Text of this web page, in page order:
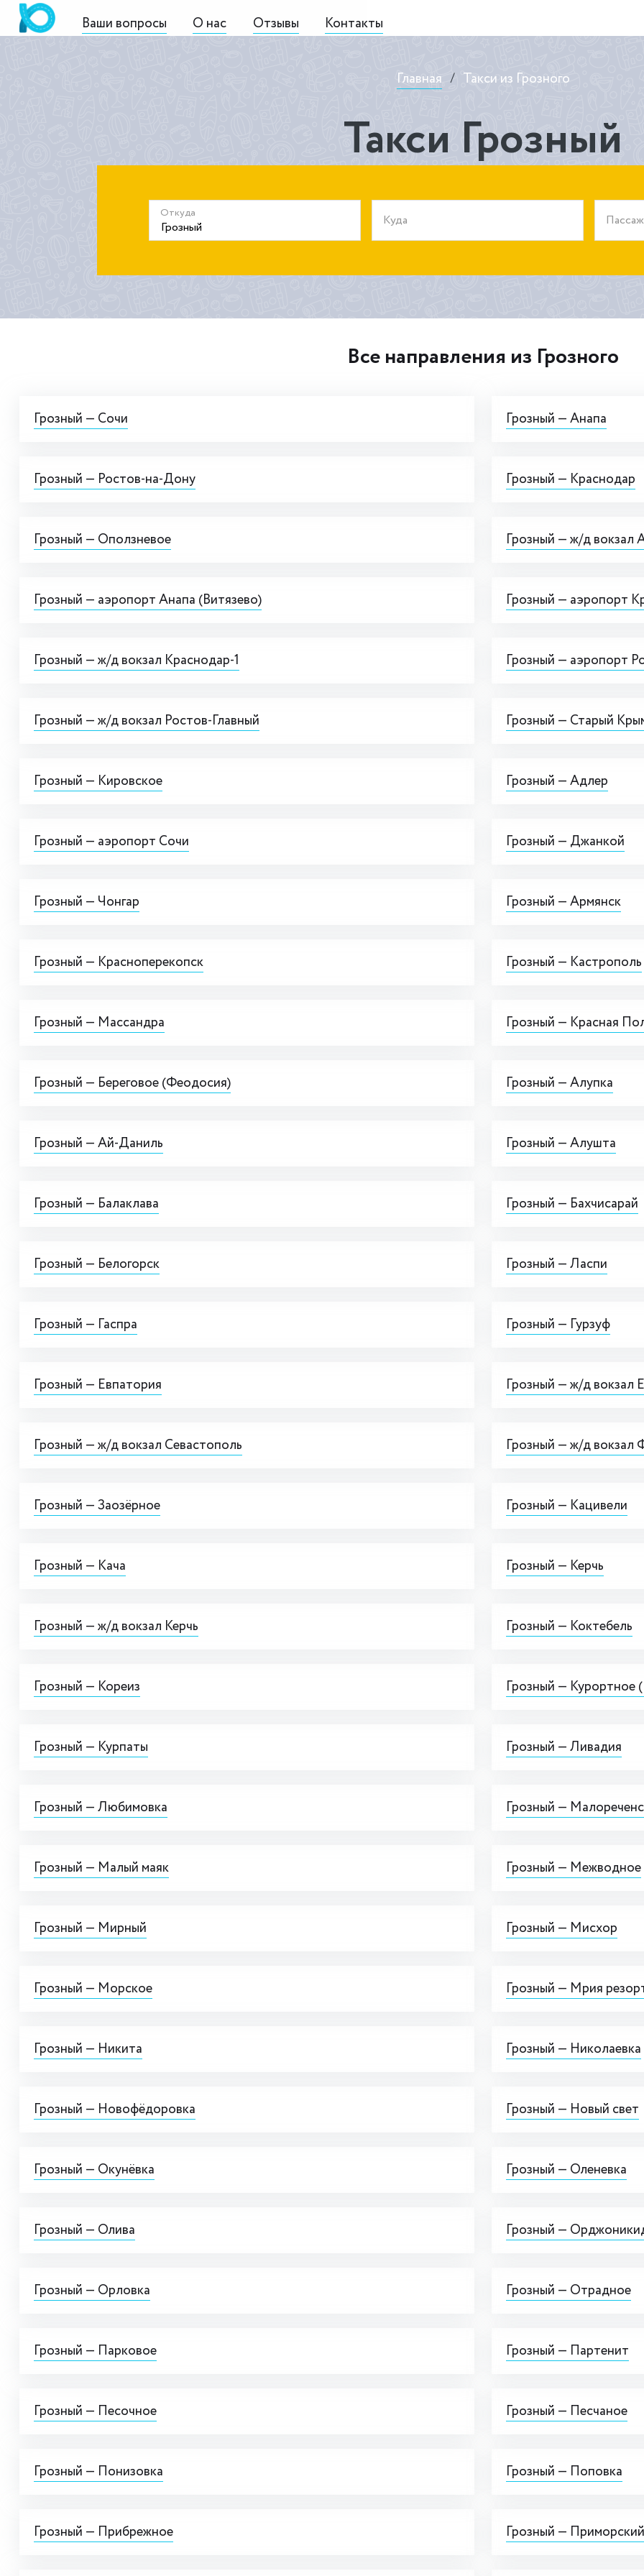
Ваши вопросы О нас Отзывы Контакты
Главная / Такси из Грозного
Такси Грозный
Откуда Куда
Все направления из Грозного
Грозный — Сочи Грозный — Анапа
Грозный — Ростов-на-Дону Грозный — Краснодар
Грозный — Оползневое Грозный — ж/д вокзал
Грозный — аэропорт Анапа (Витязево) Грозный — аэропорт
Грозный — ж/д вокзал Краснодар-1 Грозный — аэропорт
Грозный — ж/д вокзал Ростов-Главный Грозный — Старый
Грозный — Кировское Грозный — Адлер
Грозный — аэропорт Сочи Грозный — Джанкой
Грозный — Чонгар Грозный — Армянск
Грозный — Красноперекопск Грозный — Кастрополь
Грозный — Массандра Грозный — Красная
Грозный — Береговое (Феодосия) Грозный — Алупка
Грозный — Ай-Даниль Грозный — Алушта
Грозный — Балаклава Грозный — Бахчисарай
Грозный — Белогорск Грозный — Ласпи
Грозный — Гаспра Грозный — Гурзуф
Грозный — Евпатория Грозный — ж/д вокзал
Грозный — ж/д вокзал Севастополь Грозный — ж/д вокзал
Грозный — Заозёрное Грозный — Кацивели
Грозный — Кача Грозный — Керчь
Грозный — ж/д вокзал Керчь Грозный — Коктебель
Грозный — Кореиз Грозный — Курортное
Грозный — Курпаты Грозный — Ливадия
Грозный — Любимовка Грозный —
Грозный — Малый маяк Грозный — Межводное
Грозный — Мирный Грозный — Мисхор
Грозный — Морское Грозный — Мрия
Грозный — Никита Грозный — Николаевка
Грозный — Новофёдоровка Грозный — Новый свет
Грозный — Окунёвка Грозный — Оленевка
Грозный — Олива Грозный —
Грозный — Орловка Грозный — Отрадное
Грозный — Парковое Грозный — Партенит
Грозный — Песочное Грозный — Песчаное
Грозный — Понизовка Грозный — Поповка
Грозный — Прибрежное Грозный —